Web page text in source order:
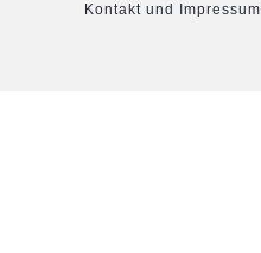
Kontakt und Impressum